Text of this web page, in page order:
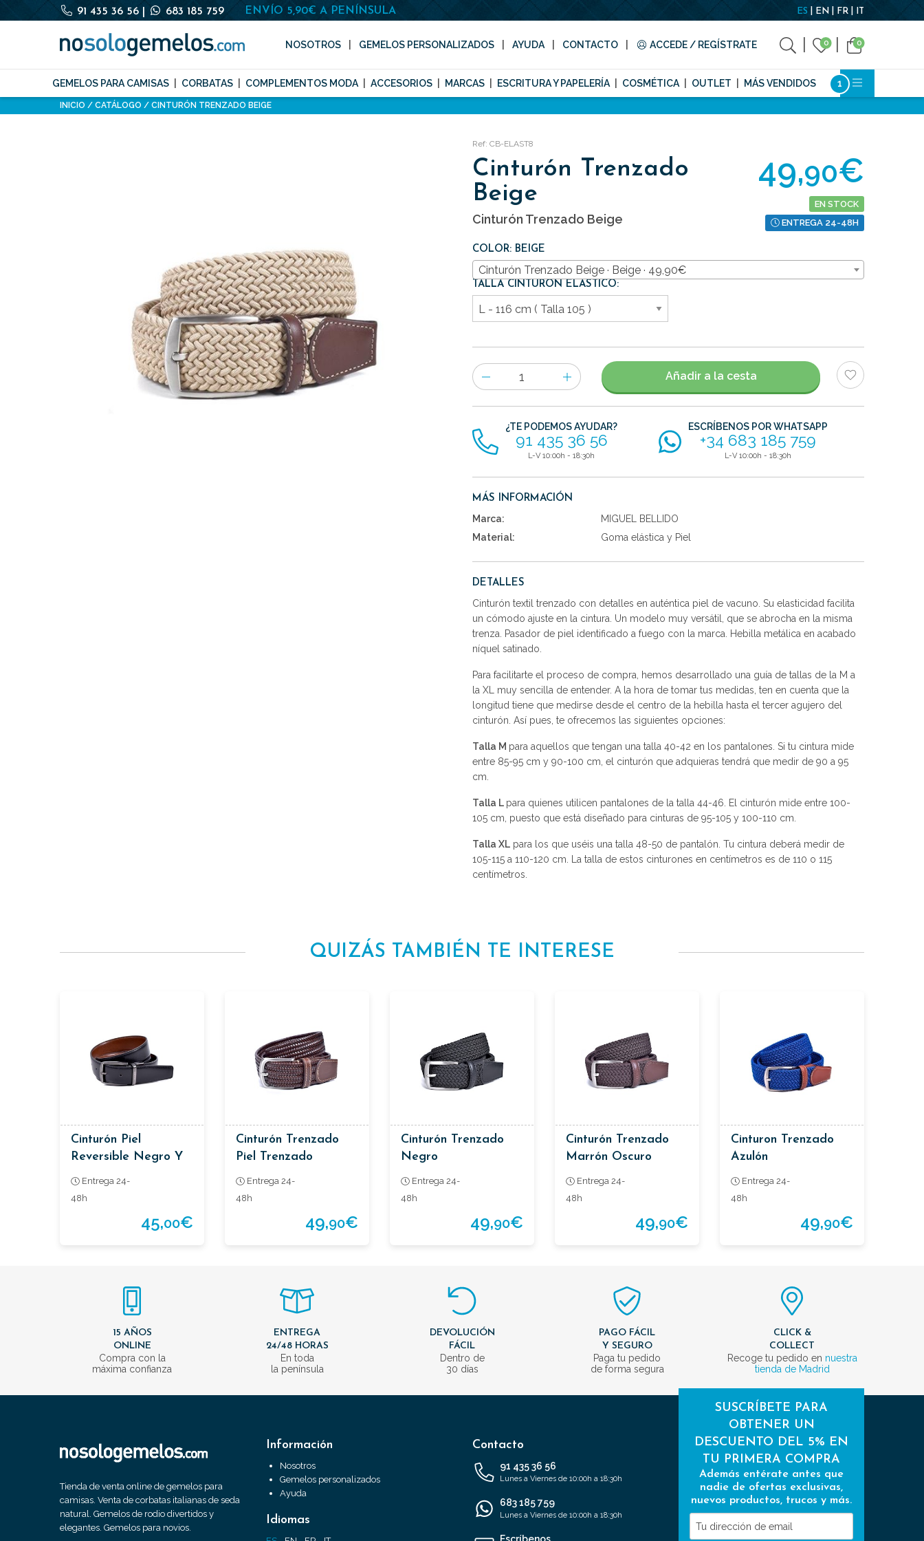
91 435 36 56 683 185 759 ENVÍO 5,90€ A PENÍNSULA ES EN FR IT
NOSOTROS GEMELOS PERSONALIZADOS AYUDA CONTACTO ACCEDE / REGÍSTRATE 0 0
GEMELOS PARA CAMISAS CORBATAS COMPLEMENTOS MODA ACCESORIOS MARCAS ESCRITURA Y PAPELERÍA COSMÉTICA OUTLET MÁS VENDIDOS
INICIO CATÁLOGO CINTURÓN TRENZADO BEIGE
Ref: CB-ELAST8
Cinturón Trenzado
Beige
Cinturón Trenzado Beige
49,90€
EN STOCK
ENTREGA 24-48H
COLOR: BEIGE
Cinturón Trenzado Beige · Beige · 49,90€
TALLA CINTURÓN ELÁSTICO:
Número
de
artículos
Añadir a la cesta
¿TE PODEMOS AYUDAR?
91 435 36 56
L-V 10:00h - 18:30h
ESCRÍBENOS POR WHATSAPP
+34 683 185 759
L-V 10:00h - 18:30h
MÁS INFORMACIÓN
Marca:
MIGUEL BELLIDO
Material:
Goma elástica y Piel
DETALLES
Cinturón textil trenzado con detalles en auténtica piel de vacuno. Su elasticidad facilita
un cómodo ajuste en la cintura. Un modelo muy versátil, que se abrocha en la misma
trenza. Pasador de piel identificado a fuego con la marca. Hebilla metálica en acabado
níquel satinado.
Para facilitarte el proceso de compra, hemos desarrollado una guía de tallas de la M a
la XL muy sencilla de entender. A la hora de tomar tus medidas, ten en cuenta que la
longitud tiene que medirse desde el centro de la hebilla hasta el tercer agujero del
cinturón. Así pues, te ofrecemos las siguientes opciones:
Talla M para aquellos que tengan una talla 40-42 en los pantalones. Si tu cintura mide
entre 85-95 cm y 90-100 cm, el cinturón que adquieras tendrá que medir de 90 a 95
cm.
Talla L para quienes utilicen pantalones de la talla 44-46. El cinturón mide entre 100-
105 cm, puesto que está diseñado para cinturas de 95-105 y 100-110 cm.
Talla XL para los que uséis una talla 48-50 de pantalón. Tu cintura deberá medir de
105-115 a 110-120 cm. La talla de estos cinturones en centímetros es de 110 o 115
centímetros.
QUIZÁS TAMBIÉN TE INTERESE
Cinturón Piel
Reversible Negro Y
Marrón Con Hebilla
En Negro
Entrega 24-
48h
45,00€
Cinturón Trenzado
Piel Trenzado
Entrega 24-
48h
49,90€
Cinturón Trenzado
Negro
Entrega 24-
48h
49,90€
Cinturón Trenzado
Marrón Oscuro
Entrega 24-
48h
49,90€
Cinturon Trenzado
Azulón
Entrega 24-
48h
49,90€
15 AÑOS
ONLINE
Compra con la
máxima confianza
ENTREGA
24/48 HORAS
En toda
la península
DEVOLUCIÓN
FÁCIL
Dentro de
30 días
PAGO FÁCIL
Y SEGURO
Paga tu pedido
de forma segura
CLICK &
COLLECT
Recoge tu pedido en nuestra
tienda de Madrid
Tienda de venta online de gemelos para
camisas. Venta de corbatas italianas de seda
natural. Gemelos de rodio divertidos y
elegantes. Gemelos para novios.
Información
Nosotros
Gemelos personalizados
Ayuda
Idiomas
Contacto
91 435 36 56
Lunes a Viernes de 10:00h a 18:30h
683 185 759
Lunes a Viernes de 10:00h a 18:30h
SUSCRÍBETE PARA
OBTENER UN
DESCUENTO DEL 5% EN
TU PRIMERA COMPRA
Además entérate antes que
nadie de ofertas exclusivas,
nuevos productos, trucos y más.
Tu
dirección